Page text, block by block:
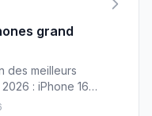
grand
des meilleurs
: iPhone 16
9 Pro XL et plus.